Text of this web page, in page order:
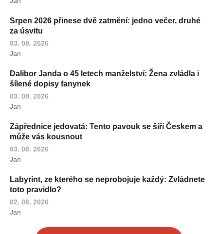
Srpen 2026 přinese dvě zatmění: jedno večer, druhé
za úsvitu
03. 08. 2026
Jan
Dalibor Janda o 45 letech manželství: Žena zvládla i
šílené dopisy fanynek
03. 08. 2026
Jan
Zápřednice jedovatá: Tento pavouk se šíří Českem a
může vás kousnout
03. 08. 2026
Jan
Labyrint, ze kterého se neprobojuje každý: Zvládnete
toto pravidlo?
02. 08. 2026
Jan